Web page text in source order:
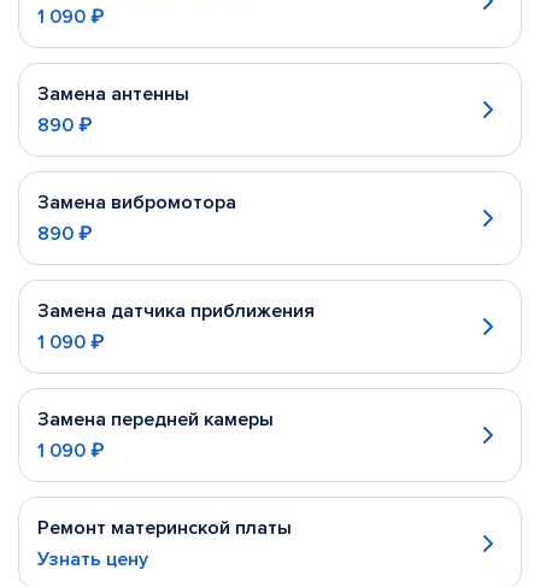
1 090 ₽
Замена антенны
890 ₽
Замена вибромотора
890 ₽
Замена датчика приближения
1 090 ₽
Замена передней камеры
1 090 ₽
Ремонт материнской платы
Узнать цену